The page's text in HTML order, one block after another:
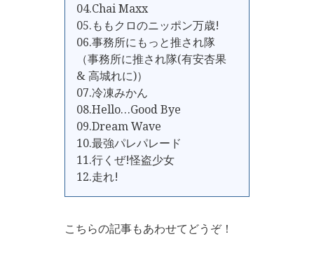
04.Chai Maxx
05.ももクロのニッポン万歳!
06.事務所にもっと推され隊
（事務所に推され隊(有安杏果
& 高城れに)）
07.冷凍みかん
08.Hello…Good Bye
09.Dream Wave
10.最強パレパレード
11.行くぜ!怪盗少女
12.走れ!
こちらの記事もあわせてどうぞ！